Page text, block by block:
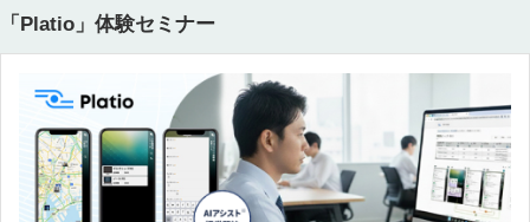
「Platio」体験セミナー